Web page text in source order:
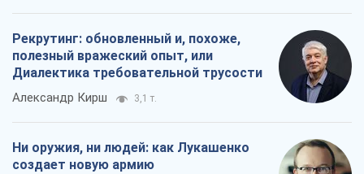
Рекрутинг: обновленный и, похоже,
полезный вражеский опыт, или
Диалектика требовательной трусости
Александр Кирш 3,1 т.
Ни оружия, ни людей: как Лукашенко
создает новую армию